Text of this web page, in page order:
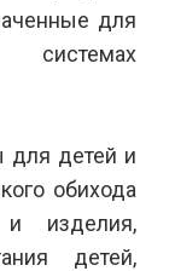
для
для детей и
обихода
изделия,
детей,